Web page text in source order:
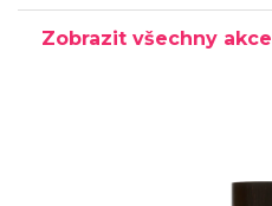
Zobrazit všechny akce